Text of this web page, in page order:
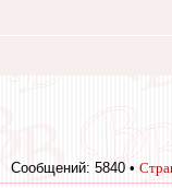
Сообщений: 5840 •